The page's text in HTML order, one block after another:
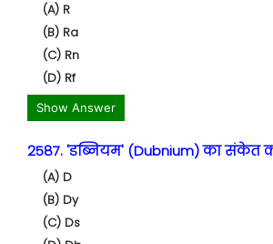
(A) R
(B) Ra
(C) Rn
(D) Rf
Show Answer
2587. 'डब्नियम' (Dubnium) का संकेत
(A) D
(B) Dy
(C) Ds